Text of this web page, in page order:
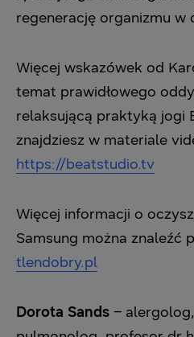
regenerację organizmu w
Więcej wskazówek od
temat prawidłowego
relaksującą praktyką jogi
znajdziesz w materiale
https://beatstudio.tv
Więcej informacji o
Samsung można znaleźć
tlendobry.pl
Dorota Sands –